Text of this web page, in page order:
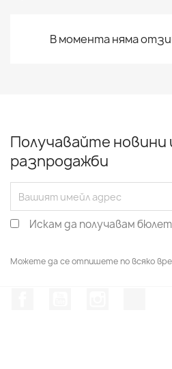
В момента няма
Получавайте новини
разпродажби
Искам да получавам
Можете да се отпишете по всяко